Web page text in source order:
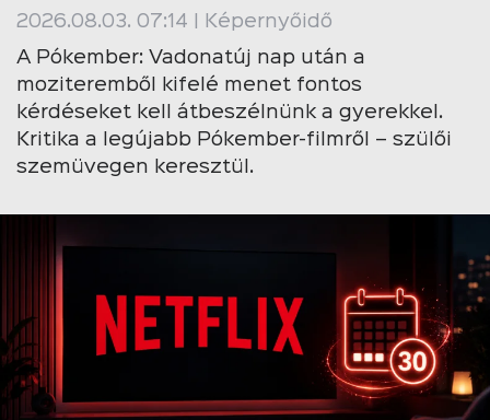
2026.08.03. 07:14 | Képernyőidő
A Pókember: Vadonatúj nap után a
moziteremből kifelé menet fontos
kérdéseket kell átbeszélnünk a gyerekkel.
Kritika a legújabb Pókember-filmről – szülői
szemüvegen keresztül.